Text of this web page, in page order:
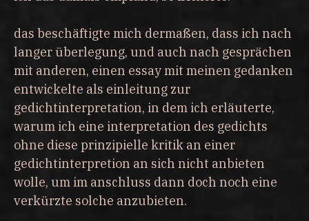
das beschäftigte mich dermaßen, dass ich nach
langer überlegung, und auch nach gesprächen
mit anderen, einen essay mit meinen gedanken
entwickelte als einleitung zur
gedichtinterpretation, in dem ich erläuterte,
warum ich eine interpretation des gedichts
ohne diese prinzipielle kritik an einer
gedichtinterpretion an sich nicht anbieten
wolle, um im anschluss dann doch noch eine
verkürzte solche anzubieten.